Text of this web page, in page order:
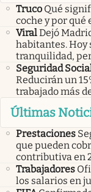
Truco Qué
coche y por
ViralDejó
habitantes. Hoy
tranquilidad,
Seguridad
Reducirán un
trabajado más
Últimas
Prestaciones
que pueden
contributiva en
Trabajadores
los salarios en